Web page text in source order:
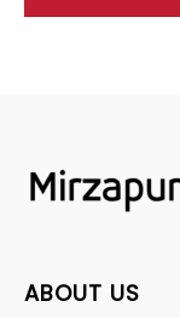
ABOUT US